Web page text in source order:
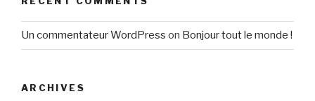
Un commentateur WordPress on Bonjour tout le monde !
ARCHIVES